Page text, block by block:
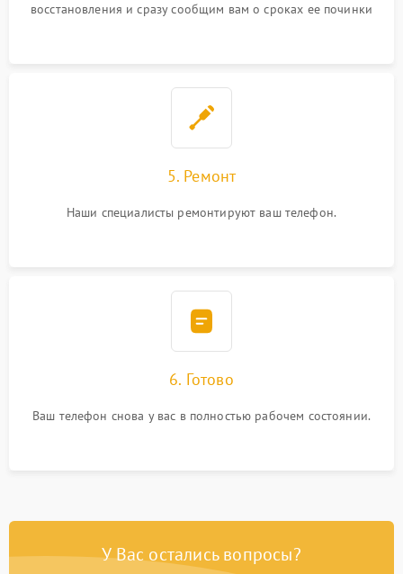
восстановления и сразу сообщим вам о сроках ее починки
5. Ремонт
Наши специалисты ремонтируют ваш телефон.
6. Готово
Ваш телефон снова у вас в полностью рабочем состоянии.
У Вас остались вопросы?